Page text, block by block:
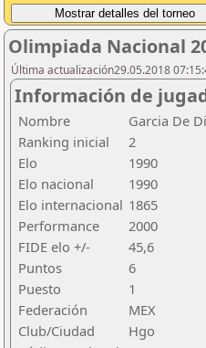
Olimpiada Nacional
Última actualización29.05.2018
Información de
Nombre
Garcia De
Ranking inicial
2
Elo
1990
Elo nacional
1990
Elo internacional 1865
Performance
2000
FIDE elo +/-
45,6
Puntos
6
Puesto
1
Federación
MEX
Club/Ciudad
Hgo